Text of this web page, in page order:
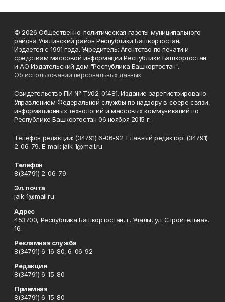
© 2026 Общественно-политическая газеты муниципального
района Учалинский район Республики Башкортостан.
Издается с 1991 года. Учредитель: Агентство по печати и
средствам массовой информации Республики Башкортостан
и АО Издательский дом "Республика Башкортостан".
Об использовании персональных данных
Свидетельство ПИ № ТУ02-01481. Издание зарегистрировано
Управлением Федеральной службы по надзору в сфере связи,
информационных технологий и массовых коммуникаций по
Республике Башкортостан 06 ноября 2015 г.
Телефон редакции: (34791) 6-06-92. Главный редактор: (34791)
2-06-79. Е-mаil: jaik_1@mail.ru
Телефон
8(34791) 2-06-79
Эл. почта
jaik_1@mail.ru
Адрес
453700, Республика Башкортостан, г. Учалы, ул. Строительная,
16.
Рекламная служба
8(34791) 6-16-80, 6-06-92
Редакция
8(34791) 6-15-80
Приемная
8(34791) 6-15-80